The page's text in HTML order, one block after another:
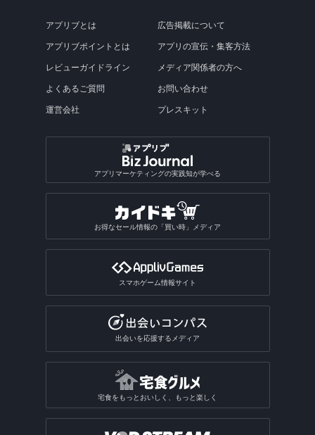
アプリブとは
アプリブポイントとは
レビューガイドライン
よくあるご質問
運営会社
広告掲載について
アプリの宣伝・集客方法
メディア関係者の方へ
お問い合わせ
プレスキット
アプリマーケティングの実践知が学べる
お得なセール情報の「買い時」メディア
スマホゲーム情報サイト
出会いを応援するメディア
宅食をもっとおいしく、もっと楽しく